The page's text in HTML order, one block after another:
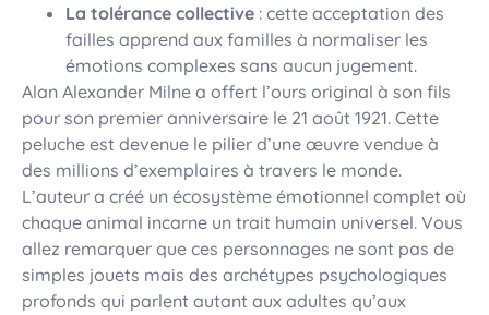
La tolérance collective : cette acceptation des
failles apprend aux familles à normaliser les
émotions complexes sans aucun jugement.
Alan Alexander Milne a offert l’ours original à son fils
pour son premier anniversaire le 21 août 1921. Cette
peluche est devenue le pilier d’une œuvre vendue à
des millions d’exemplaires à travers le monde.
L’auteur a créé un écosystème émotionnel complet où
chaque animal incarne un trait humain universel. Vous
allez remarquer que ces personnages ne sont pas de
simples jouets mais des archétypes psychologiques
profonds qui parlent autant aux adultes qu’aux